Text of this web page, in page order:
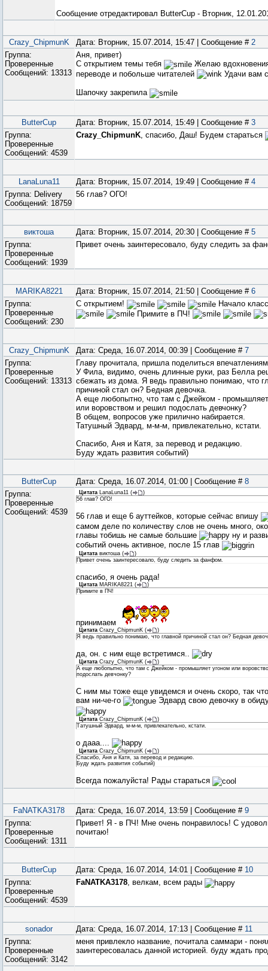
Сообщение отредактировал ButterCup - Вторник,
Crazy_ChipmunK Дата: Вторник, 15.07.2014, 15:47 | Сообщение # 2
Группа:
Проверенные
Сообщений: 13313
Аня, привет)
С открытием темы тебя
Желаю
переводе и побольше читателей
Удачи вам
Шапочку закрепила
ButterCup Дата: Вторник, 15.07.2014, 15:49 | Сообщение # 3
Группа:
Проверенные
Сообщений: 4539
Crazy_ChipmunK, спасибо, Даш! Будем стараться
LanaLuna11 Дата: Вторник, 15.07.2014, 19:49 | Сообщение # 4
Группа: Delivery
Сообщений: 18759
56 глав? ОГО!
виктоша Дата: Вторник, 15.07.2014, 20:30 | Сообщение # 5
Группа:
Проверенные
Сообщений: 1939
Привет очень заинтересовало, буду следить за
MARIKA8221 Дата: Вторник, 15.07.2014, 21:50 | Сообщение # 6
Группа:
Проверенные
Сообщений: 230
С открытием!
Начало
Примите в ПЧ!
Crazy_ChipmunK Дата: Среда, 16.07.2014, 00:39 | Сообщение # 7
Группа:
Проверенные
Сообщений: 13313
Главу прочитала, пришла поделиться
У Фила, видимо, очень длинные руки, раз Белла
сбежать из дома. Я ведь правильно понимаю, что
причиной стал он? Бедная девочка.
А еще любопытно, что там с Джейком -
или воровством и решил подослать девчонку?
В общем, вопросов уже прилично набирается.
Татушный Эдвард, м-м-м, привлекательно, кстати.
Спасибо, Аня и Катя, за перевод и редакцию.
Буду ждать развития событий)
ButterCup Дата: Среда, 16.07.2014, 01:00 | Сообщение # 8
Группа:
Проверенные
Сообщений: 4539
Цитата LanaLuna11 (
)
56 глав? ОГО!
56 глав и еще 6 ауттейков, которые сейчас впишу
самом деле по количеству слов не очень много,
главы тобишь не самые большие
ну и
событий очень активное, после 15 глав
Цитата виктоша (
)
Привет очень заинтересовало, буду следить за фанфом.
спасибо, я очень рада!
Цитата MARIKA8221 (
)
Примите в ПЧ!
принимаем
Цитата Crazy_ChipmunK (
)
Я ведь правильно понимаю, что главной причиной стал он? Бедная
да, он. с ним еще встретимся..
Цитата Crazy_ChipmunK (
)
А еще любопытно, что там с Джейком - промышляет угоном или
подослать девчонку?
С ним мы тоже еще увидемся и очень скоро, так
вам ни-че-го
Эдвард свою девочку в
Цитата Crazy_ChipmunK (
)
Татушный Эдвард, м-м-м, привлекательно, кстати.
о дааа....
Цитата Crazy_ChipmunK (
)
Спасибо, Аня и Катя, за перевод и редакцию.
Буду ждать развития событий)
Всегда пожалуйста! Рады стараться
FaNATKA3178 Дата: Среда, 16.07.2014, 13:59 | Сообщение # 9
Группа:
Проверенные
Сообщений: 1311
Привет! Я - в ПЧ! Мне очень понравилось! С
почитаю!
ButterCup Дата: Среда, 16.07.2014, 14:01 | Сообщение # 10
Группа:
Проверенные
Сообщений: 4539
FaNATKA3178, велкам, всем рады
sonador Дата: Среда, 16.07.2014, 17:13 | Сообщение # 11
Группа:
Проверенные
Сообщений: 3142
меня привлекло название, почитала саммари -
заинтересовалась данной историей. буду ждать